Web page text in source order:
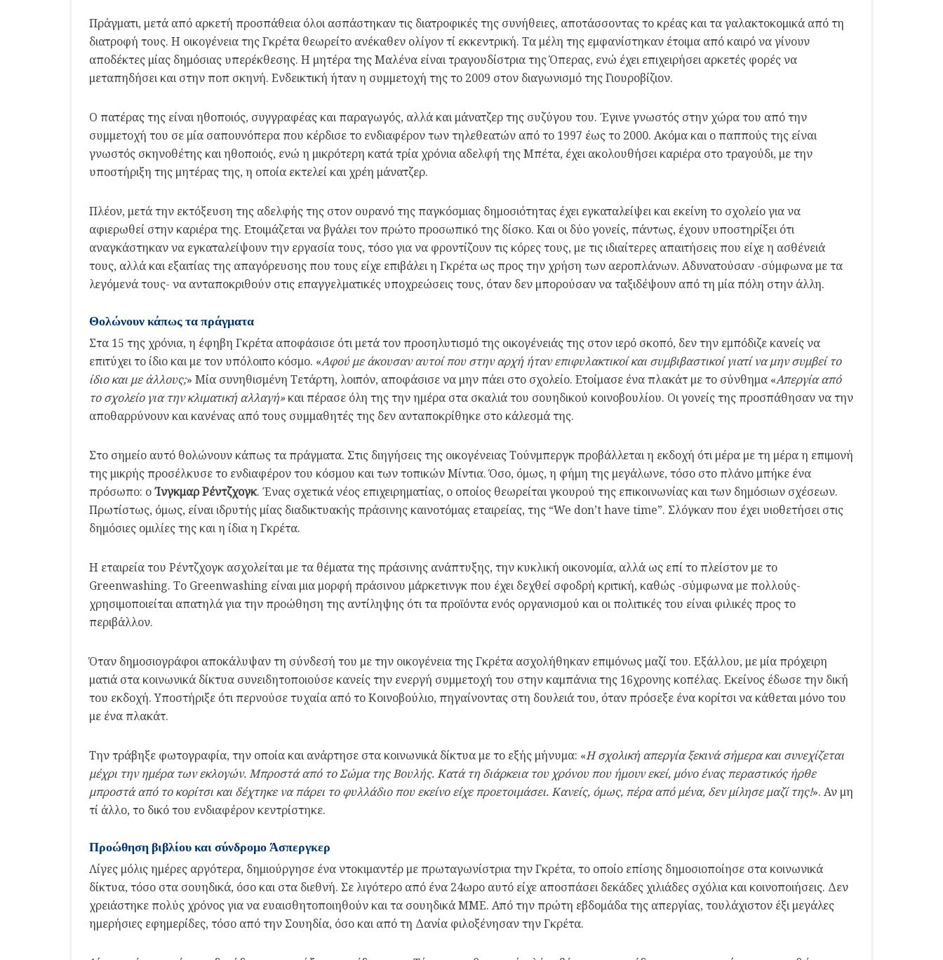
Πράγματι, μετά από αρκετή προσπάθεια όλοι ασπάστηκαν τις διατροφικές της συνήθειες, αποτάσσοντας το κρέας και τα γαλακτοκομικά από τη
διατροφή τους. Η οικογένεια της Γκρέτα θεωρείτο ανέκαθεν ολίγον τί εκκεντρική. Τα μέλη της εμφανίστηκαν έτοιμα από καιρό να γίνουν
αποδέκτες μίας δημόσιας υπερέκθεσης. Η μητέρα της Μαλένα είναι τραγουδίστρια της Όπερας, ενώ έχει επιχειρήσει αρκετές φορές να
μεταπηδήσει και στην ποπ σκηνή. Ενδεικτική ήταν η συμμετοχή της το 2009 στον διαγωνισμό της Γιουροβίζιον.
Ο πατέρας της είναι ηθοποιός, συγγραφέας και παραγωγός, αλλά και μάνατζερ της συζύγου του. Έγινε γνωστός στην χώρα του από την
συμμετοχή του σε μία σαπουνόπερα που κέρδισε το ενδιαφέρον των τηλεθεατών από το 1997 έως το 2000. Ακόμα και ο παππούς της είναι
γνωστός σκηνοθέτης και ηθοποιός, ενώ η μικρότερη κατά τρία χρόνια αδελφή της Μπέτα, έχει ακολουθήσει καριέρα στο τραγούδι, με την
υποστήριξη της μητέρας της, η οποία εκτελεί και χρέη μάνατζερ.
Πλέον, μετά την εκτόξευση της αδελφής της στον ουρανό της παγκόσμιας δημοσιότητας έχει εγκαταλείψει και εκείνη το σχολείο για να
αφιερωθεί στην καριέρα της. Ετοιμάζεται να βγάλει τον πρώτο προσωπικό της δίσκο. Και οι δύο γονείς, πάντως, έχουν υποστηρίξει ότι
αναγκάστηκαν να εγκαταλείψουν την εργασία τους, τόσο για να φροντίζουν τις κόρες τους, με τις ιδιαίτερες απαιτήσεις που είχε η ασθένειά
τους, αλλά και εξαιτίας της απαγόρευσης που τους είχε επιβάλει η Γκρέτα ως προς την χρήση των αεροπλάνων. Αδυνατούσαν -σύμφωνα με τα
λεγόμενά τους- να ανταποκριθούν στις επαγγελματικές υποχρεώσεις τους, όταν δεν μπορούσαν να ταξιδέψουν από τη μία πόλη στην άλλη.
Θολώνουν κάπως τα πράγματα
Στα 15 της χρόνια, η έφηβη Γκρέτα αποφάσισε ότι μετά τον προσηλυτισμό της οικογένειάς της στον ιερό σκοπό, δεν την εμπόδιζε κανείς να
επιτύχει το ίδιο και με τον υπόλοιπο κόσμο. «Αφού με άκουσαν αυτοί που στην αρχή ήταν επιφυλακτικοί και συμβιβαστικοί γιατί να μην συμβεί το
ίδιο και με άλλους;» Μία συνηθισμένη Τετάρτη, λοιπόν, αποφάσισε να μην πάει στο σχολείο. Ετοίμασε ένα πλακάτ με το σύνθημα «Απεργία από
το σχολείο για την κλιματική αλλαγή»και πέρασε όλη της την ημέρα στα σκαλιά του σουηδικού κοινοβουλίου. Οι γονείς της προσπάθησαν να την
αποθαρρύνουν και κανένας από τους συμμαθητές της δεν ανταποκρίθηκε στο κάλεσμά της.
Στο σημείο αυτό θολώνουν κάπως τα πράγματα. Στις διηγήσεις της οικογένειας Τούνμπεργκ προβάλλεται η εκδοχή ότι μέρα με τη μέρα η επιμονή
της μικρής προσέλκυσε το ενδιαφέρον του κόσμου και των τοπικών Μίντια. Όσο, όμως, η φήμη της μεγάλωνε, τόσο στο πλάνο μπήκε ένα
πρόσωπο: οΊνγκμαρ Ρέντζχογκ. Ένας σχετικά νέος επιχειρηματίας, ο οποίος θεωρείται γκουρού της επικοινωνίας και των δημόσιων σχέσεων.
Πρωτίστως, όμως, είναι ιδρυτής μίας διαδικτυακής πράσινης καινοτόμας εταιρείας, της “We don’t have time”. Σλόγκαν που έχει υιοθετήσει στις
δημόσιες ομιλίες της και η ίδια η Γκρέτα.
Η εταιρεία του Ρέντζχογκ ασχολείται με τα θέματα της πράσινης ανάπτυξης, την κυκλική οικονομία, αλλά ως επί το πλείστον με το
Greenwashing. Το Greenwashing είναι μια μορφή πράσινου μάρκετινγκ που έχει δεχθεί σφοδρή κριτική, καθώς -σύμφωνα με πολλούς-
χρησιμοποιείται απατηλά για την προώθηση της αντίληψης ότι τα προϊόντα ενός οργανισμού και οι πολιτικές του είναι φιλικές προς το
περιβάλλον.
Όταν δημοσιογράφοι αποκάλυψαν τη σύνδεσή του με την οικογένεια της Γκρέτα ασχολήθηκαν επιμόνως μαζί του. Εξάλλου, με μία πρόχειρη
ματιά στα κοινωνικά δίκτυα συνειδητοποιούσε κανείς την ενεργή συμμετοχή του στην καμπάνια της 16χρονης κοπέλας. Εκείνος έδωσε την δική
του εκδοχή. Υποστήριξε ότι περνούσε τυχαία από το Κοινοβούλιο, πηγαίνοντας στη δουλειά του, όταν πρόσεξε ένα κορίτσι να κάθεται μόνο του
με ένα πλακάτ.
Την τράβηξε φωτογραφία, την οποία και ανάρτησε στα κοινωνικά δίκτυα με το εξής μήνυμα: «Η σχολική απεργία ξεκινά σήμερα και συνεχίζεται
μέχρι την ημέρα των εκλογών. Μπροστά από το Σώμα της Βουλής. Κατά τη διάρκεια του χρόνου που ήμουν εκεί, μόνο ένας περαστικός ήρθε
μπροστά από το κορίτσι και δέχτηκε να πάρει το φυλλάδιο που εκείνο είχε προετοιμάσει. Κανείς, όμως, πέρα από μένα, δεν μίλησε μαζί της!». Αν μη
τί άλλο, το δικό του ενδιαφέρον κεντρίστηκε.
Προώθηση βιβλίου και σύνδρομο Άσπεργκερ
Λίγες μόλις ημέρες αργότερα, δημιούργησε ένα ντοκιμαντέρ με πρωταγωνίστρια την Γκρέτα, το οποίο επίσης δημοσιοποίησε στα κοινωνικά
δίκτυα, τόσο στα σουηδικά, όσο και στα διεθνή. Σε λιγότερο από ένα 24ωρο αυτό είχε αποσπάσει δεκάδες χιλιάδες σχόλια και κοινοποιήσεις. Δεν
χρειάστηκε πολύς χρόνος για να ευαισθητοποιηθούν και τα σουηδικά ΜΜΕ. Από την πρώτη εβδομάδα της απεργίας, τουλάχιστον έξι μεγάλες
ημερήσιες εφημερίδες, τόσο από την Σουηδία, όσο και από τη Δανία φιλοξένησαν την Γκρέτα.